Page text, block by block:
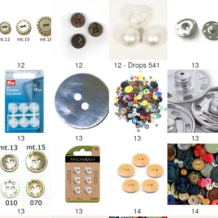
12 12 12 - Drops 541 13
13 13 13 13
13 13 14 14